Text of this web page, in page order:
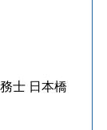
士 日本橋